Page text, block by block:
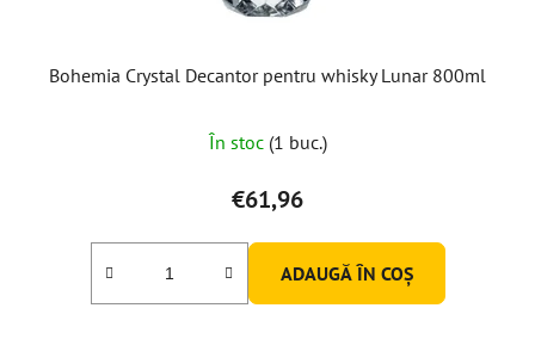
Bohemia Crystal Decantor pentru whisky Lunar 800ml
În stoc (1 buc.)
€61,96
ADAUGĂ ÎN COŞ